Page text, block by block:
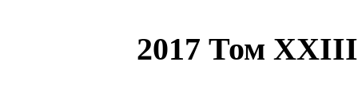
2017 Том XXIII